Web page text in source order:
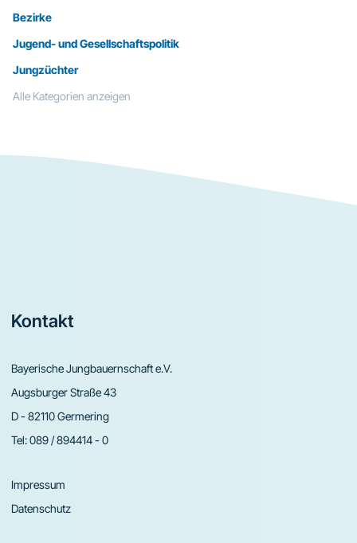
Bezirke
Jugend- und Gesellschaftspolitik
Jungzüchter
Alle Kategorien anzeigen
Footer
Kontakt
Bayerische Jungbauernschaft e.V.
Augsburger Straße 43
D - 82110 Germering
Tel:089 / 894414 - 0
Impressum
Datenschutz